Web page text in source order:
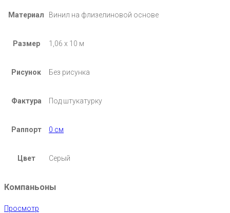
Материал Винил на флизелиновой основе
Размер 1,06 х 10 м
Рисунок Без рисунка
Фактура Под штукатурку
Раппорт 0 см
Цвет Серый
Компаньоны
Просмотр